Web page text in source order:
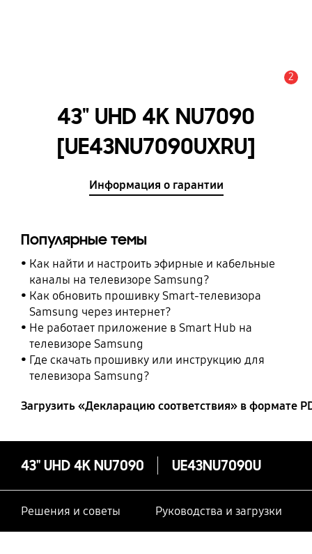
2
43" UHD 4K NU7090
[UE43NU7090UXRU]
Информация о гарантии
Популярные темы
Как найти и настроить эфирные и кабельные
каналы на телевизоре Samsung?
Как обновить прошивку Smart-телевизора
Samsung через интернет?
Не работает приложение в Smart Hub на
телевизоре Samsung
Где скачать прошивку или инструкцию для
телевизора Samsung?
Загрузить «Декларацию соответствия» в формате
43" UHD 4K NU7090 UE43NU7090U
Решения и советы Руководства и загрузки